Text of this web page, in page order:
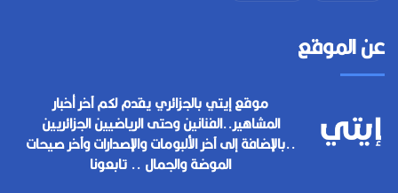
عن الموقع
موقع إيتي بالجزائري يقدم لكم آخر أخبار
المشاهير..الفنانين وحتى الرياضيين الجزائريين
..بالإضافة إلى آخر الألبومات والإصدارات وآخر صيحات
الموضة والجمال .. تابعونا